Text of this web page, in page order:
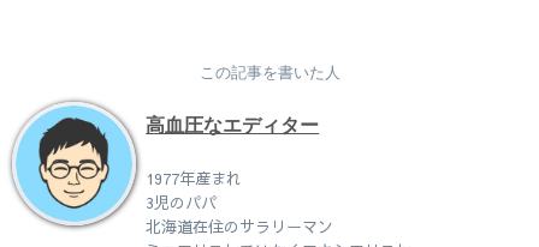
この記事を書いた人
高血圧なエディター
1977年産まれ
3児のパパ
北海道在住のサラリーマン